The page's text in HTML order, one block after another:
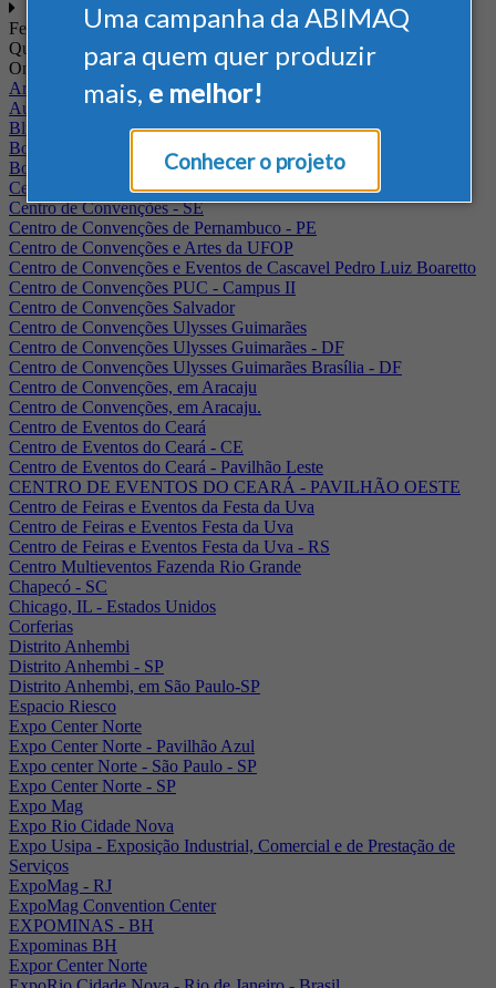
Uma campanha da ABIMAQ
para quem quer produzir
mais, e melhor!
Conhecer o projeto
Feiras
Quando
Onde
Arena Jaguariuna
Auditório Albano Franco - FIEPA
Blumenau - SC
BolognaFiere
Boulevard Olimpico - RJ
Centro Internacional de Convenções do Brasil, em Brasília
Centro de Convenções - SE
Centro de Convenções de Pernambuco - PE
Centro de Convenções e Artes da UFOP
Centro de Convenções e Eventos de Cascavel Pedro Luiz Boaretto
Centro de Convenções PUC - Campus II
Centro de Convenções Salvador
Centro de Convenções Ulysses Guimarães
Centro de Convenções Ulysses Guimarães - DF
Centro de Convenções Ulysses Guimarães Brasília - DF
Centro de Convenções, em Aracaju
Centro de Convenções, em Aracaju.
Centro de Eventos do Ceará
Centro de Eventos do Ceará - CE
Centro de Eventos do Ceará - Pavilhão Leste
CENTRO DE EVENTOS DO CEARÁ - PAVILHÃO OESTE
Centro de Feiras e Eventos da Festa da Uva
Centro de Feiras e Eventos Festa da Uva
Centro de Feiras e Eventos Festa da Uva - RS
Centro Multieventos Fazenda Rio Grande
Chapecó - SC
Chicago, IL - Estados Unidos
Corferias
Distrito Anhembi
Distrito Anhembi - SP
Distrito Anhembi, em São Paulo-SP
Espacio Riesco
Expo Center Norte
Expo Center Norte - Pavilhão Azul
Expo center Norte - São Paulo - SP
Expo Center Norte - SP
Expo Mag
Expo Rio Cidade Nova
Expo Usipa - Exposição Industrial, Comercial e de Prestação de
Serviços
ExpoMag - RJ
ExpoMag Convention Center
EXPOMINAS - BH
Expominas BH
Expor Center Norte